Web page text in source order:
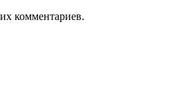
комментариев.